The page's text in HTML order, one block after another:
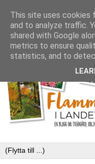
This site uses cookies
and to analyze traffic.
shared with Google
metrics to ensure
statistics, and to